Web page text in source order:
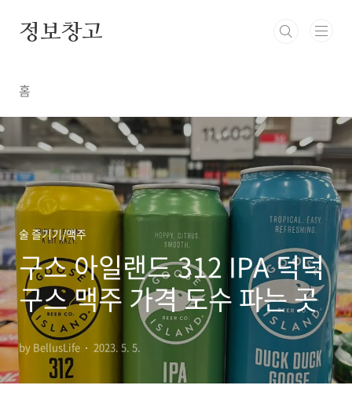
정보창고
홈
술 즐기기/맥주
구스 아일랜드 312 IPA 덕덕
구스 맥주 가격 도수 파는 곳
by BellusLife 2023. 5. 5.